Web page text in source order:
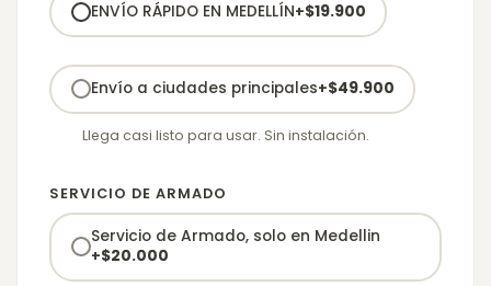
ENVÍO RÁPIDO EN MEDELLÍN+$19.900
Envío a ciudades principales+$49.900
Llega casi listo para usar. Sin instalación.
SERVICIO DE ARMADO
Servicio de Armado, solo en Medellin
+$20.000